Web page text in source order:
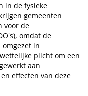
in de fysieke
gemeenten
voor de
omdat de
omgezet in
plicht om een
aan
effecten van deze